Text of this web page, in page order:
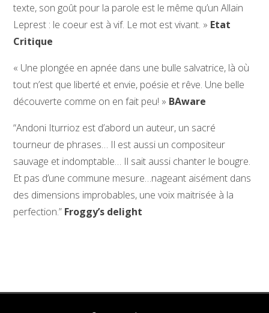
texte, son goût pour la parole est le même qu’un Allain
Leprest : le coeur est à vif. Le mot est vivant. » Etat
Critique
« Une plongée en apnée dans une bulle salvatrice, là où
tout n’est que liberté et envie, poésie et rêve. Une belle
découverte comme on en fait peu! » BAware
“Andoni Iturrioz est d’abord un auteur, un sacré
tourneur de phrases… Il est aussi un compositeur
sauvage et indomptable… Il sait aussi chanter le bougre.
Et pas d’une commune mesure…nageant aisément dans
des dimensions improbables, une voix maitrisée à la
perfection.” Froggy’s delight